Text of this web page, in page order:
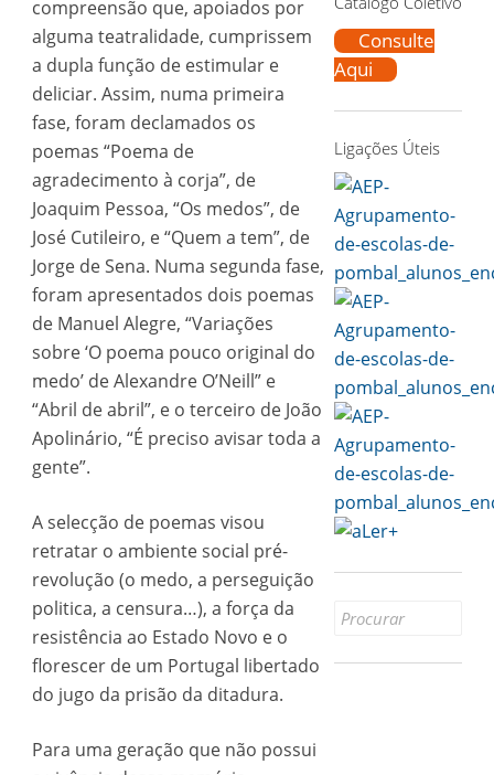
compreensão que, apoiados por
alguma teatralidade, cumprissem
a dupla função de estimular e
deliciar. Assim, numa primeira
fase, foram declamados os
poemas “Poema de
agradecimento à corja”, de
Joaquim Pessoa, “Os medos”, de
José Cutileiro, e “Quem a tem”, de
Jorge de Sena. Numa segunda fase,
foram apresentados dois poemas
de Manuel Alegre, “Variações
sobre ‘O poema pouco original do
medo’ de Alexandre O’Neill” e
“Abril de abril”, e o terceiro de João
Apolinário, “É preciso avisar toda a
gente”.
A selecção de poemas visou
retratar o ambiente social pré-
revolução (o medo, a perseguição
politica, a censura…), a força da
resistência ao Estado Novo e o
florescer de um Portugal libertado
do jugo da prisão da ditadura.
Para uma geração que não possui
Consulte
Aqui
Ligações Úteis
Search